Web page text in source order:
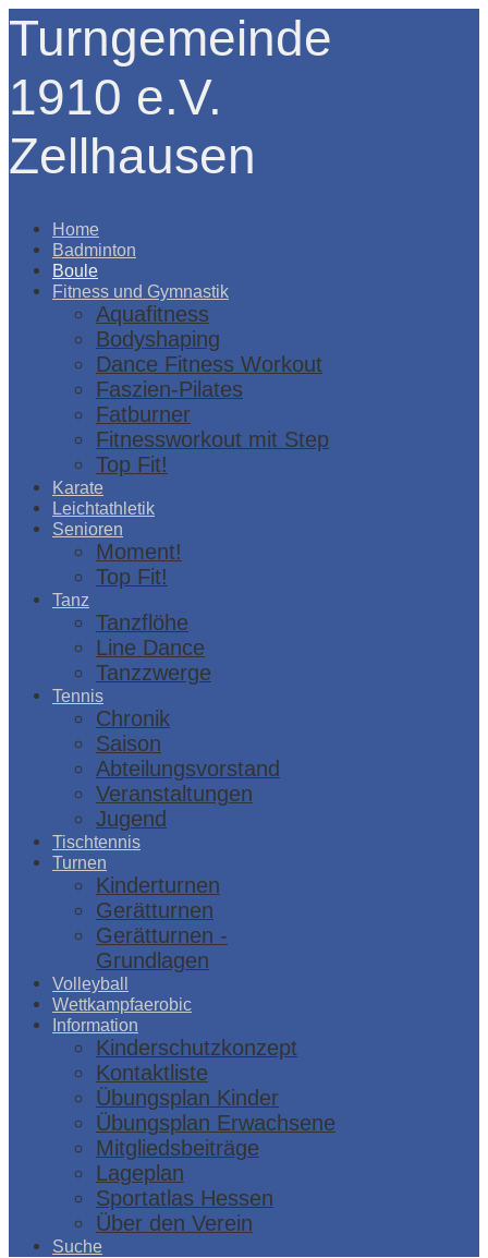
Turngemeinde
1910 e.V.
Zellhausen
Home
Badminton
Boule
Fitness und Gymnastik
Aquafitness
Bodyshaping
Dance Fitness Workout
Faszien-Pilates
Fatburner
Fitnessworkout mit Step
Top Fit!
Karate
Leichtathletik
Senioren
Moment!
Top Fit!
Tanz
Tanzflöhe
Line Dance
Tanzzwerge
Tennis
Chronik
Saison
Abteilungsvorstand
Veranstaltungen
Jugend
Tischtennis
Turnen
Kinderturnen
Gerätturnen
Gerätturnen -
Grundlagen
Volleyball
Wettkampfaerobic
Information
Kinderschutzkonzept
Kontaktliste
Übungsplan Kinder
Übungsplan Erwachsene
Mitgliedsbeiträge
Lageplan
Sportatlas Hessen
Über den Verein
Suche